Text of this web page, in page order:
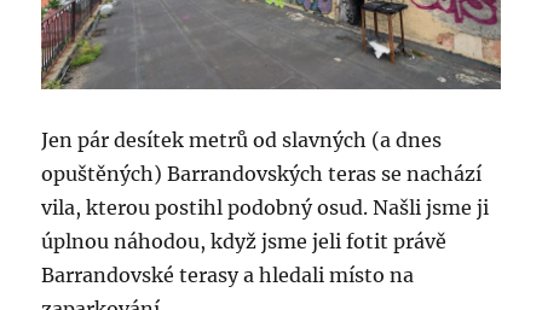
Jen pár desítek metrů od slavných (a dnes
opuštěných) Barrandovských teras se nachází
vila, kterou postihl podobný osud. Našli jsme ji
úplnou náhodou, když jsme jeli fotit právě
Barrandovské terasy a hledali místo na